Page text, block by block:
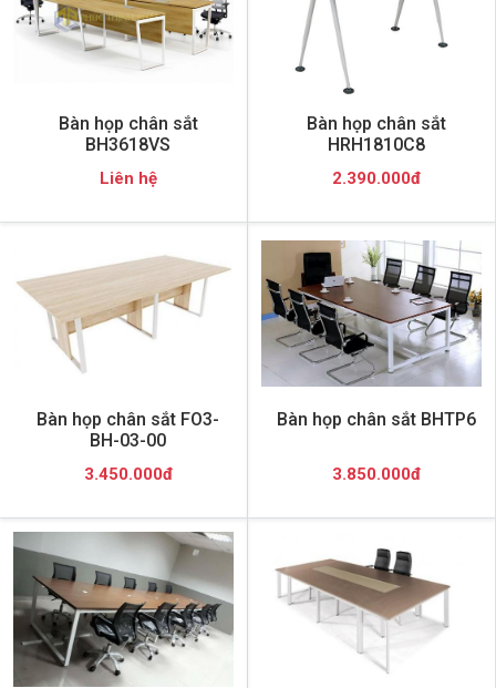
Bàn họp chân sắt
BH3618VS
Liên hệ
Bàn họp chân sắt
HRH1810C8
2.390.000đ
Bàn họp chân sắt FO3-
BH-03-00
3.450.000đ
Bàn họp chân sắt BHTP6
3.850.000đ